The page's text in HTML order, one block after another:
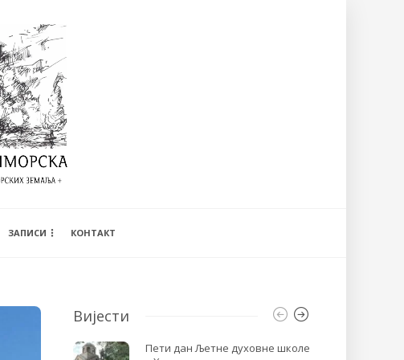
ЗАПИСИ КОНТАКТ
Вијести
Пети дан Љетне духовне школе